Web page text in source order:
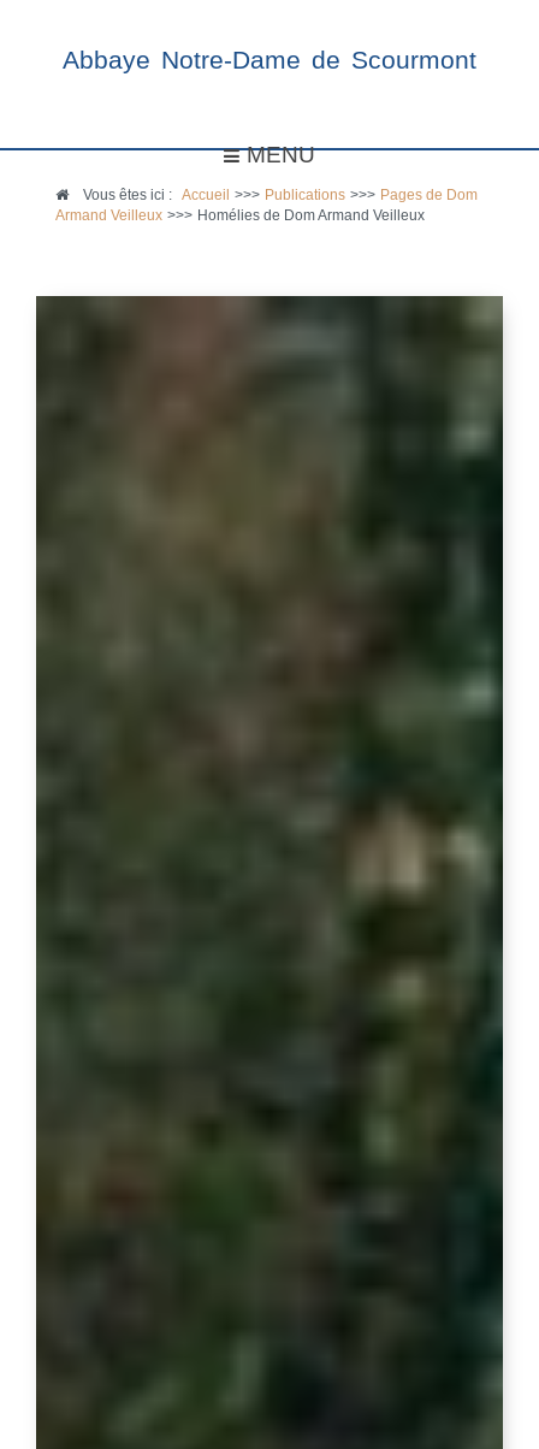
Abbaye Notre-Dame de Scourmont
MENU
Vous êtes ici :Accueil >>> Publications >>> Pages de Dom
Armand Veilleux >>> Homélies de Dom Armand Veilleux